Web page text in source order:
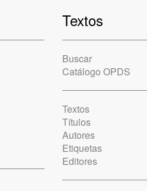
Textos
Buscar
Catálogo OPDS
Textos
Títulos
Autores
Etiquetas
Editores